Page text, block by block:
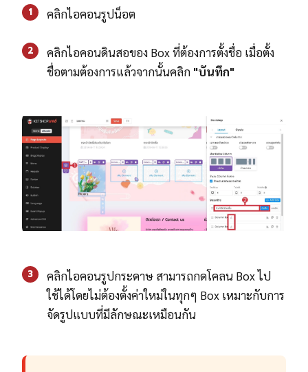
1 คลิกไอคอนรูปน็อต
2
คลิกไอคอนดินสอของ Box ที่ต้องการตั้งชื่อ เมื่อตั้ง
ชื่อตามต้องการแล้วจากนั้นคลิก "บันทึก"
3
คลิกไอคอนรูปกระดาษ สามารถกดโคลน Box ไป
ใช้ได้โดยไม่ต้องตั้งค่าใหม่ในทุกๆ Box เหมาะกับการ
จัดรูปแบบที่มีลักษณะเหมือนกัน